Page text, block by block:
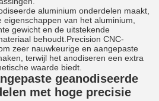
aluminium onderdelen maakt,
van het aluminium,
gewicht en de uitstekende
behoudt.Precision CNC-
zeer nauwkeurige en aangepaste
terwijl het anodiseren een extra
waarde biedt.
geanodiseerde
met hoge precisie